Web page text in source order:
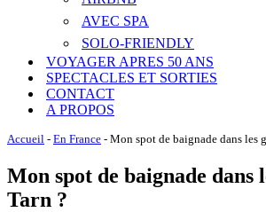
AVEC SPA
SOLO-FRIENDLY
VOYAGER APRES 50 ANS
SPECTACLES ET SORTIES
CONTACT
A PROPOS
Accueil - En France - Mon spot de baignade dans les
Mon spot de baignade dans
Tarn ?